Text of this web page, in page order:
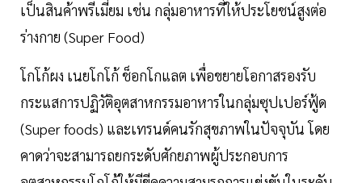
เป็นสินค้าพรีเมี่ยม เช่น กลุ่มอาหารที่ให้ประโยชน์สูงต่อ
ร่างกาย (Super Food)
โกโก้ผง เนยโกโก้ ช็อกโกแลต เพื่อขยายโอกาสรองรับ
กระแสการปฏิวัติอุตสาหกรรมอาหารในกลุ่มซุปเปอร์ฟู้ด
(Super foods) และเทรนด์คนรักสุขภาพในปัจจุบัน โดย
คาดว่าจะสามารถยกระดับศักยภาพผู้ประกอบการ